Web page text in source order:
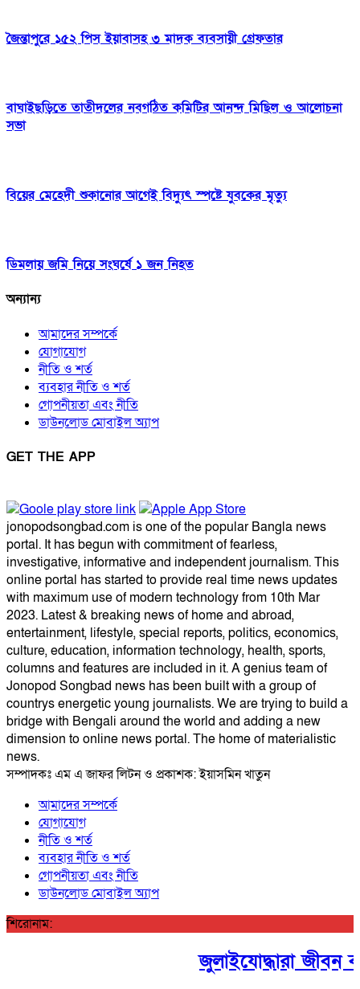
জৈন্তাপুরে ১৫২ পিস ইয়াবাসহ ৩ মাদক ব্যবসায়ী গ্রেফতার
বাঘাইছড়িতে তাতীদলের নবগঠিত কমিটির আনন্দ মিছিল ও আলোচনা
সভা
বিয়ের মেহেদী শুকানোর আগেই বিদ্যুৎ স্পষ্টে যুবকের মৃত্যু
ডিমলায় জমি নিয়ে সংঘর্ষে ১ জন নিহত
অন্যান্য
আমাদের সম্পর্কে
যোগাযোগ
নীতি ও শর্ত
ব্যবহার নীতি ও শর্ত
গোপনীয়তা এবং নীতি
ডাউনলোড মোবাইল অ্যাপ
GET THE APP
jonopodsongbad.com is one of the popular Bangla news
portal. It has begun with commitment of fearless,
investigative, informative and independent journalism. This
online portal has started to provide real time news updates
with maximum use of modern technology from 10th Mar
2023. Latest & breaking news of home and abroad,
entertainment, lifestyle, special reports, politics, economics,
culture, education, information technology, health, sports,
columns and features are included in it. A genius team of
Jonopod Songbad news has been built with a group of
countrys energetic young journalists. We are trying to build a
bridge with Bengali around the world and adding a new
dimension to online news portal. The home of materialistic
news.
সম্পাদকঃ এম এ জাফর লিটন ও প্রকাশক: ইয়াসমিন খাতুন
আমাদের সম্পর্কে
যোগাযোগ
নীতি ও শর্ত
ব্যবহার নীতি ও শর্ত
গোপনীয়তা এবং নীতি
ডাউনলোড মোবাইল অ্যাপ
শিরোনাম:
জুলাইযোদ্ধারা জীবন